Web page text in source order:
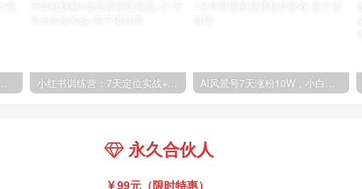
学会如何制作视频（教程+插件） 小红书训练营：7天定位实战+7天爆款拆解&选题库搭建实战+21天笔记实操实战 AI风景号7天涨粉10W，小白也能1分钟掌握的视频制作教程
永久合伙人
99元（限时特惠）